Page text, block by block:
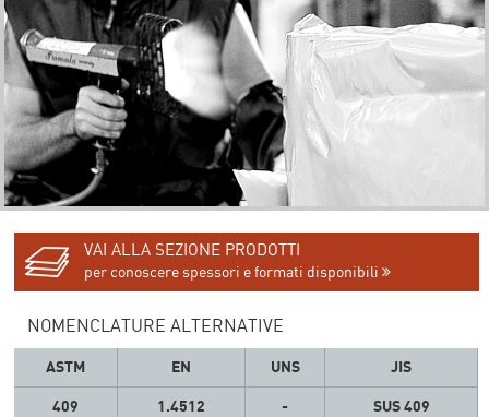
VAI ALLA SEZIONE PRODOTTI
per conoscere spessori e formati disponibili
NOMENCLATURE ALTERNATIVE
ASTM EN UNS
JIS
409
1.4512 - SUS 409